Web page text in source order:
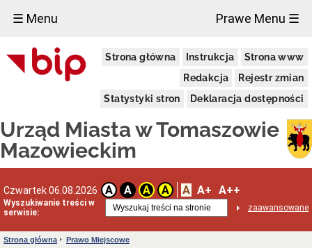
☰ Menu Prawe Menu ☰
Strona główna Instrukcja
Strona www
Redakcja
Rejestr zmian
Statystyki stron
Deklaracja dostępności
Urząd Miasta w Tomaszowie
Mazowieckim
Czwartek 06.08.2026 A A A A A A+ A++
Wyszukiwanie treści w
serwisie:
zaawansowane
Miasto
Pieczęcie
Granice
miasta
Statut
Miasta
Władze
Miasta
Prezydent
zastępcy
Strona główna
Prawo Miejscowe
×